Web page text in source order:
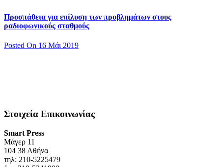
Προσπάθεια για επίλυση των προβλημάτων στους
ραδιοφωνικούς σταθμούς
Posted On 16 Μάι 2019
Στοιχεία Επικοινωνίας
Smart Press
Mάγερ 11
104 38 Αθήνα
τηλ: 210-5225479